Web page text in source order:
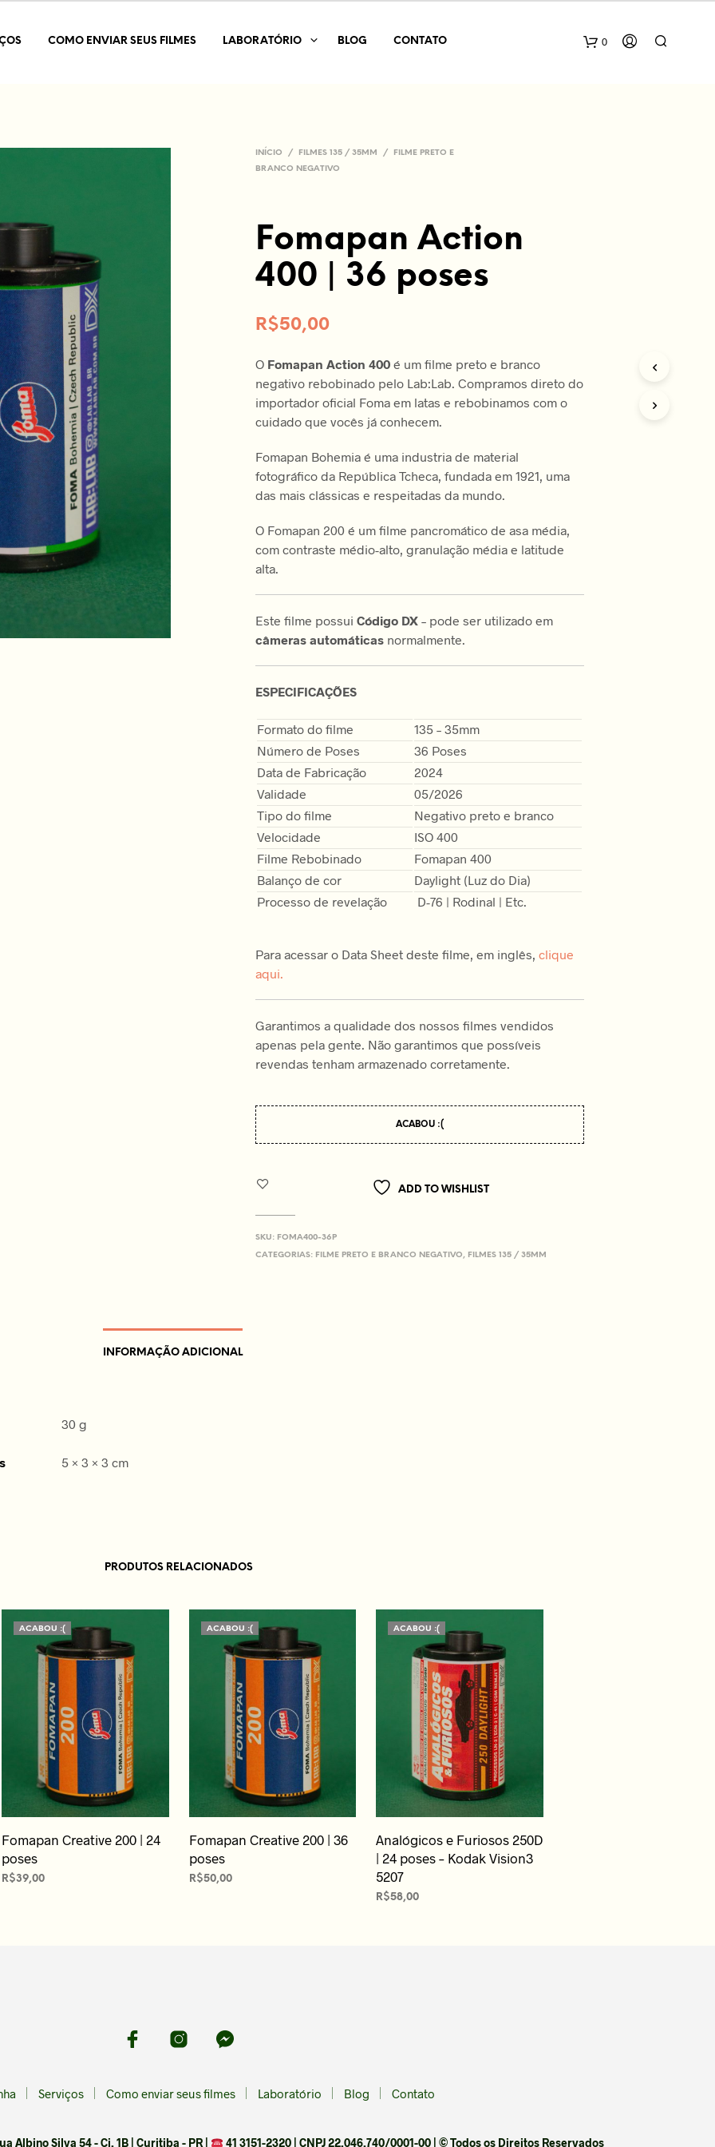
0
COMO ENVIAR SEUS FILMES LABORATÓRIO BLOG CONTATO
INÍCIO / FILMES 135 / 35MM /
FILME PRETO E
BRANCO NEGATIVO
Fomapan Action
400 | 36 poses
R$50,00
O Fomapan Action 400 é um filme preto e branco
negativo rebobinado pelo Lab:Lab. Compramos direto do
importador oficial Foma em latas e rebobinamos com o
cuidado que vocês já conhecem.
Fomapan Bohemia é uma industria de material
fotográfico da República Tcheca, fundada em 1921, uma
das mais clássicas e respeitadas da mundo.
O Fomapan 200 é um filme pancromático de asa média,
com contraste médio-alto, granulação média e latitude
alta.
Este filme possuiCódigo DX – pode ser utilizado em
câmeras automáticas normalmente.
ESPECIFICAÇÕES
Formato do filme
135 – 35mm
Número de Poses
36 Poses
Data de Fabricação
2024
Validade
05/2026
Tipo do filme
Negativo preto e branco
Velocidade
ISO 400
Filme Rebobinado
Fomapan 400
Balanço de cor
Daylight (Luz do Dia)
Processo de revelação
D-76 | Rodinal | Etc.
Para acessar o Data Sheet deste filme, em inglês,clique
aqui.
Garantimos a qualidade dos nossos filmes vendidos
apenas pela gente. Não garantimos que possíveis
revendas tenham armazenado corretamente.
ACABOU :(
ADD TO WISHLIST
SKU: FOMA400-36P
CATEGORIAS: FILME PRETO E BRANCO NEGATIVO, FILMES 135 / 35MM
INFORMAÇÃO ADICIONAL
30 g
5 × 3 × 3 cm
PRODUTOS RELACIONADOS
ACABOU :(
Fomapan Creative 200 | 24
poses
R$39,00
ACABOU :(
Fomapan Creative 200 | 36
poses
R$50,00
ACABOU :(
Analógicos e Furiosos 250D
| 24 poses – Kodak Vision3
5207
R$58,00
Serviços Como enviar seus filmes Laboratório Blog Contato
Albino Silva 54 - Cj. 1B | Curitiba - PR | 41 3151-2320 | CNPJ 22.046.740/0001-00 | © Todos os Direitos Reservados